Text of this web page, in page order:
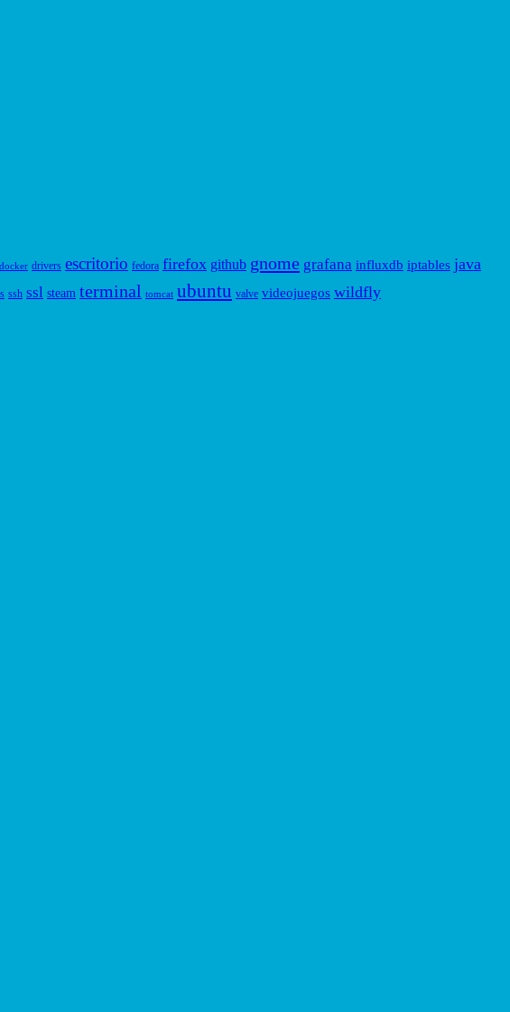
docker drivers escritorio fedora firefox github gnome grafana influxdb iptables java
ssh ssl steam terminal tomcat ubuntu valve videojuegos wildfly